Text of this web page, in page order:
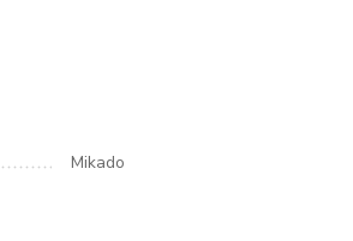
Mikado